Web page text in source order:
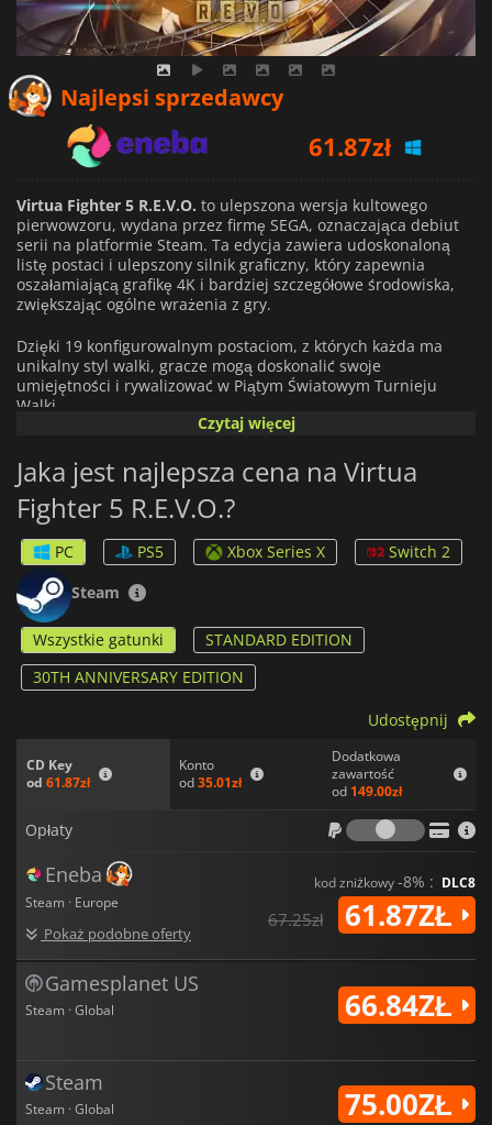
Najlepsi sprzedawcy
120.18zł
146.10zł
Virtua Fighter 5 R.E.V.O. to ulepszona wersja kultowego
pierwowzoru, wydana przez firmę SEGA, oznaczająca debiut
serii na platformie Steam. Ta edycja zawiera udoskonaloną
listę postaci i ulepszony silnik graficzny, który zapewnia
oszałamiającą grafikę 4K i bardziej szczegółowe środowiska,
zwiększając ogólne wrażenia z gry.
Dzięki 19 konfigurowalnym postaciom, z których każda ma
unikalny styl walki, gracze mogą doskonalić swoje
umiejętności i rywalizować w Piątym Światowym Turnieju
Walki.
wieloosobowej online z obsługą kodu sieciowego Rollback,
umożliwiając graczom angażowanie się w tryby rywalizacji,
takie jak mecze rankingowe, turnieje i ligi z maksymalnie 16
uczestnikami. Zawiera również klasyczne tryby rozgrywki,
takie jak Arcade i Training, dzięki czemu jest wszechstronnym
doświadczeniem zarówno dla weteranów, jak i nowych graczy.
Czytaj więcej
Jaka jest najlepsza cena na Virtua
Fighter 5 R.E.V.O.?
PC PS5 Xbox Series X
Switch 2
Steam
Wszystkie gatunki
STANDARD EDITION
30TH ANNIVERSARY EDITION
CD Key
od 61.87zł
Konto
od35.01zł
Dodatkowa
zawartość
od 149.00zł
Udostępnij
Opłaty
Opłaty
Eneba
Steam · Europe
Pokaż podobne oferty
kod zniżkowy-8% : DLC8
67.25zł 61.87ZŁ
Gamesplanet US
Steam · Global 66.84ZŁ
Steam
Steam · Global 75.00ZŁ